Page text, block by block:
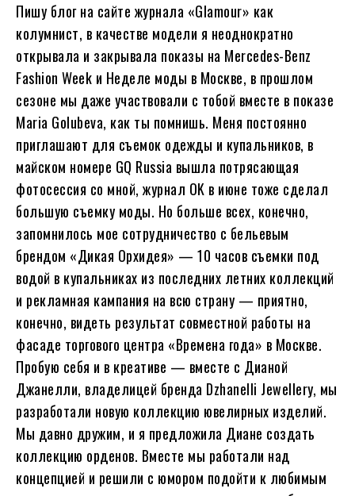
Пишу блог на сайте журнала «Glamour» как
колумниcт, в качестве модели я неоднократно
открывала и закрывала показы на Mercedes-Benz
Fashion Week и Неделе моды в Москве, в прошлом
сезоне мы даже участвовали с тобой вместе в показе
Maria Golubeva, как ты помнишь. Меня постоянно
приглашают для съемок одежды и купальников, в
майском номере GQ Russia вышла потрясающая
фотосессия со мной, журнал OK в июне тоже сделал
большую съемку моды. Но больше всех, конечно,
запомнилось мое сотрудничество с бельевым
брендом «Дикая Орхидея» — 10 часов съемки под
водой в купальниках из последних летних коллекций
и рекламная кампания на всю страну — приятно,
конечно, видеть результат совместной работы на
фасаде торгового центра «Времена года» в Москве.
Пробую себя и в креативе — вместе с Дианой
Джанелли, владелицей бренда Dzhanelli Jewellery, мы
разработали новую коллекцию ювелирных изделий.
Мы давно дружим, и я предложила Диане создать
коллекцию орденов. Вместе мы работали над
концепцией и решили с юмором подойти к любимым